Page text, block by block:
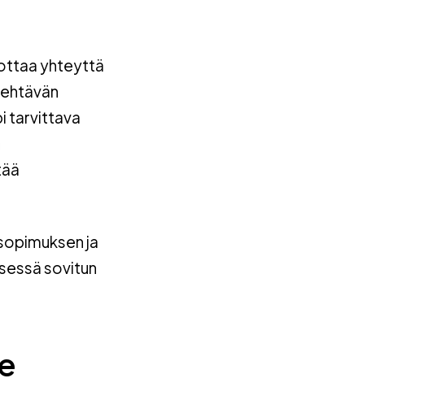
yhteyttä
tarvittava
ja
sovitun